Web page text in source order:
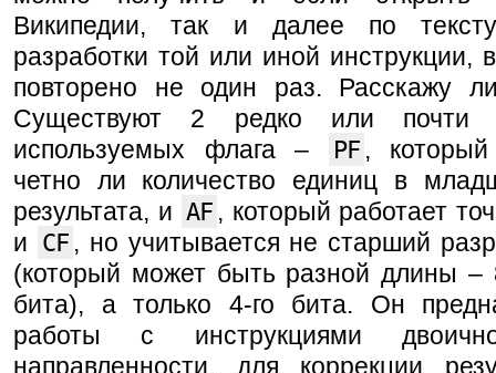
Википедии, так и далее по
разработки той или иной инструкции,
повторено не один раз. Расскажу
Существуют 2 редко или почти
используемых флага –
PF , который
четно ли количество единиц в
результата, и AF , который работает
и CF , но учитывается не старший
(который может быть разной длины
бита), а только 4-го бита. Он
работы с инструкциями двоично-
направленности, для коррекции